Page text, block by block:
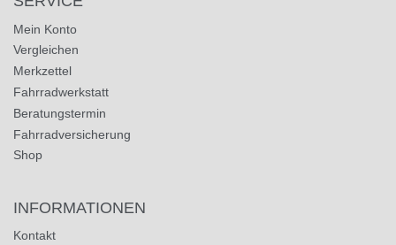
Mein Konto
Vergleichen
Merkzettel
Fahrradwerkstatt
Beratungstermin
Fahrradversicherung
Shop
INFORMATIONEN
Kontakt